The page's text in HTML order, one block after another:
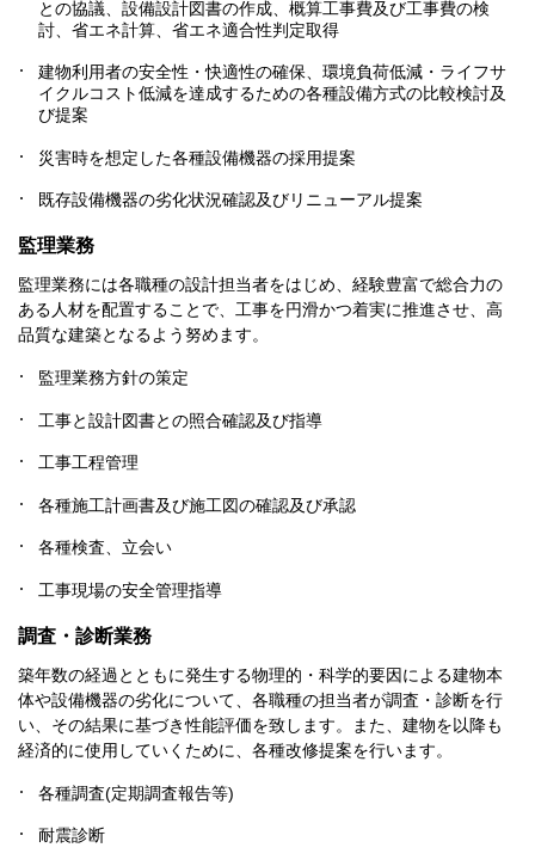
との協議、設備設計図書の作成、概算工事費及び工事費の検
討、省エネ計算、省エネ適合性判定取得
建物利用者の安全性・快適性の確保、環境負荷低減・ライフサ
イクルコスト低減を達成するための各種設備方式の比較検討及
び提案
災害時を想定した各種設備機器の採用提案
既存設備機器の劣化状況確認及びリニューアル提案
監理業務
監理業務には各職種の設計担当者をはじめ、経験豊富で総合力の
ある人材を配置することで、工事を円滑かつ着実に推進させ、高
品質な建築となるよう努めます。
監理業務方針の策定
工事と設計図書との照合確認及び指導
工事工程管理
各種施工計画書及び施工図の確認及び承認
各種検査、立会い
工事現場の安全管理指導
調査・診断業務
築年数の経過とともに発生する物理的・科学的要因による建物本
体や設備機器の劣化について、各職種の担当者が調査・診断を行
い、その結果に基づき性能評価を致します。また、建物を以降も
経済的に使用していくために、各種改修提案を行います。
各種調査(定期調査報告等)
耐震診断